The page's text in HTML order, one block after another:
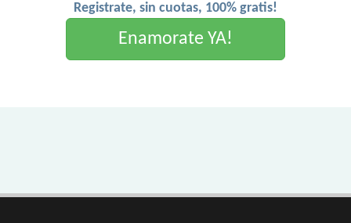
Registrate, sin cuotas, 100% gratis!
Enamorate YA!